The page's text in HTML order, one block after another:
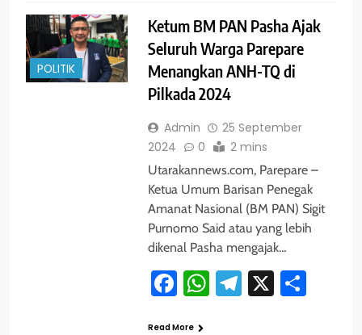
POLITIK
Ketum BM PAN Pasha Ajak
Seluruh Warga Parepare
Menangkan ANH-TQ di
Pilkada 2024
Admin
25 September
2024
0 2 mins
Utarakannews.com, Parepare –
Ketua Umum Barisan Penegak
Amanat Nasional (BM PAN) Sigit
Purnomo Said atau yang lebih
dikenal Pasha mengajak…
Facebook
WhatsApp
Telegram
X
Read More